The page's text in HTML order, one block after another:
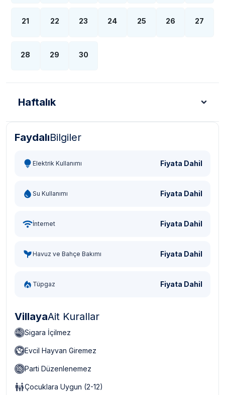
21 22 23 24 25 26 27
28 29 30
Haftalık
Türk Lirası - TL
FaydalıBilgiler
Elektrik Kullanımı Fiyata Dahil
Su Kullanımı Fiyata Dahil
İnternet Fiyata Dahil
Havuz ve Bahçe Bakımı Fiyata Dahil
Tüpgaz Fiyata Dahil
VillayaAit Kurallar
Sigara İçilmez
Evcil Hayvan Giremez
Parti Düzenlenemez
Çocuklara Uygun (2-12)